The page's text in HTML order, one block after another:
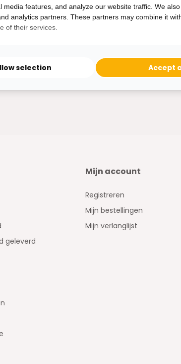
Bereikbaar van ma - vr 10:00 tot 17:00
0162-231130
klantenservice@bazaaronline.nl
geleverd
Mijn account
Registreren
Mijn bestellingen
Mijn verlanglijst
features, and analyze our website traffic. We
analytics partners. These partners may combine it
of their services.
selection Accept